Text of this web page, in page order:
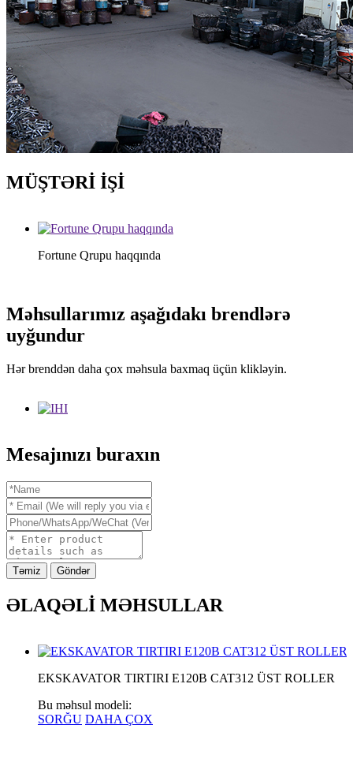
MÜŞTƏRİ İŞİ
Fortune Qrupu haqqında
Məhsullarımız aşağıdakı brendlərə
uyğundur
Hər brenddən daha çox məhsula baxmaq üçün klikləyin.
Mesajınızı buraxın
Təmiz Göndər
ƏLAQƏLİ MƏHSULLAR
EKSKAVATOR TIRTIRI E120B CAT312 ÜST ROLLER
Bu məhsul modeli:
SORĞU DAHA ÇOX